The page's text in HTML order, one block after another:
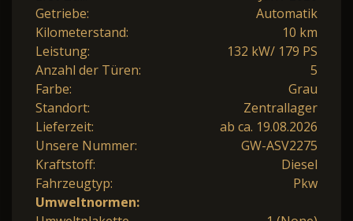
Getriebe:
Automatik
Kilometerstand:
10 km
Leistung:
132 kW/ 179 PS
Anzahl der Türen:
5
Farbe:
Grau
Standort:
Zentrallager
Lieferzeit:
ab ca. 19.08.2026
Unsere Nummer:
GW-ASV2275
Kraftstoff:
Diesel
Fahrzeugtyp:
Pkw
Umweltnormen: